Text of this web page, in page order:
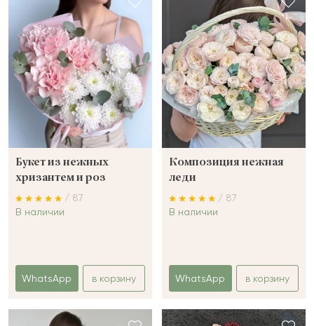
Букет из нежных
хризантем и роз
/ 87
В наличии
WhatsApp в корзину
Композиция нежная
леди
/ 87
В наличии
WhatsApp в корзину